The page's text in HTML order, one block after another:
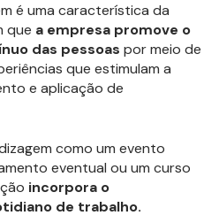
é uma característica da
que a empresa promove o
das pessoas por meio de
que estimulam a
e aplicação de
como um evento
eventual ou um curso
incorpora o
de trabalho.